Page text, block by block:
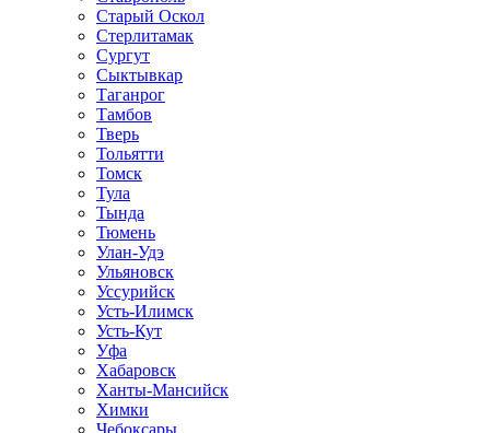
Старый Оскол
Стерлитамак
Сургут
Сыктывкар
Таганрог
Тамбов
Тверь
Тольятти
Томск
Тула
Тында
Тюмень
Улан-Удэ
Ульяновск
Уссурийск
Усть-Илимск
Усть-Кут
Уфа
Хабаровск
Ханты-Мансийск
Химки
Чебоксары